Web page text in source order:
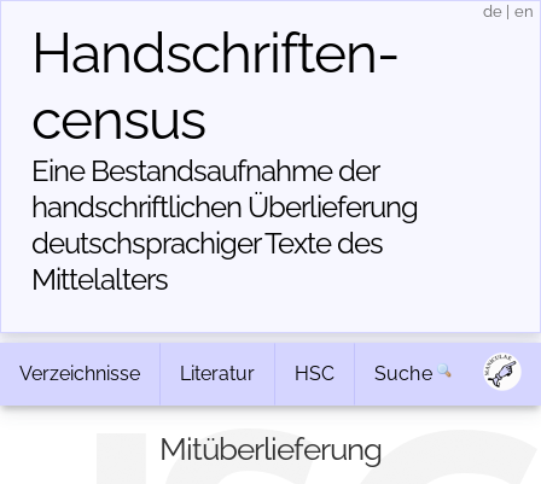
Handschriften­
census
Eine Bestandsaufnahme der
handschriftlichen Über­lieferung
deutschsprachiger Texte des
Mittelalters
de en
Verzeichnisse Literatur HSC Suche
Mitüberlieferung